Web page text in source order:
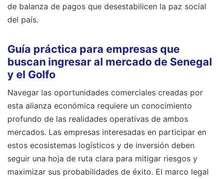
de balanza de pagos que desestabilicen la paz social
del país.
Guía práctica para empresas que
buscan ingresar al mercado de Senegal
y el Golfo
Navegar las oportunidades comerciales creadas por
esta alianza económica requiere un conocimiento
profundo de las realidades operativas de ambos
mercados. Las empresas interesadas en participar en
estos ecosistemas logísticos y de inversión deben
seguir una hoja de ruta clara para mitigar riesgos y
maximizar sus probabilidades de éxito. El marco legal